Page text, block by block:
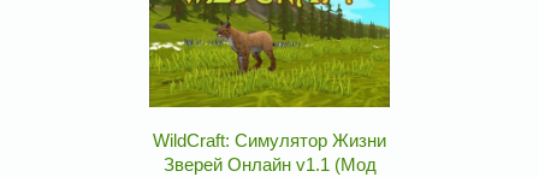
WildCraft: Симулятор Жизни
Зверей Онлайн v1.1 (Мод